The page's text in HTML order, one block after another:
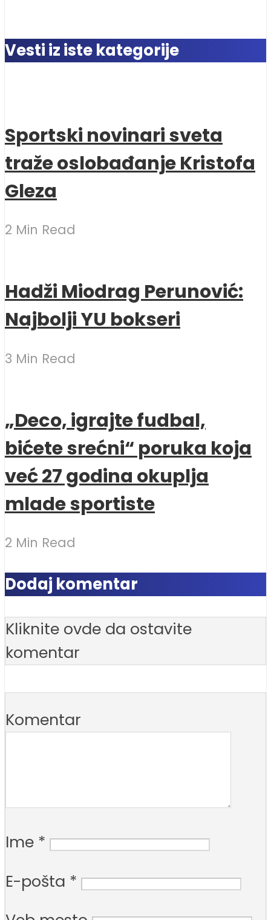
Vesti iz iste kategorije
Sportski novinari sveta
traže oslobađanje Kristofa
Gleza
2 Min Read
Hadži Miodrag Perunović:
Najbolji YU bokseri
3 Min Read
„Deco, igrajte fudbal,
bićete srećni“ poruka koja
već 27 godina okuplja
mlade sportiste
2 Min Read
Dodaj komentar
Kliknite ovde da ostavite
komentar
Komentar
Ime *
E-pošta *